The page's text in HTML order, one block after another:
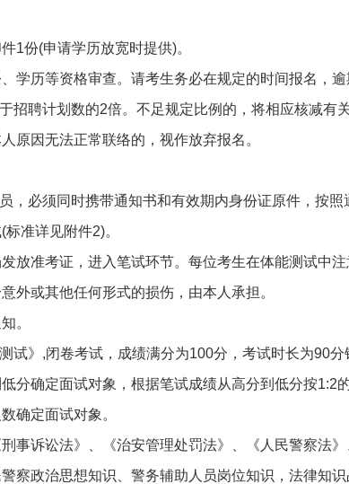
1份(申请学历放宽时提供)。
学历等资格审查。请考生务必在规定的时间报名，逾
招聘计划数的2倍。不足规定比例的，将相应核减有
原因无法正常联络的，视作放弃报名。
，必须同时携带通知书和有效期内身份证原件，按照
准详见附件2)。
放准考证，进入笔试环节。每位考生在体能测试中
外或其他任何形式的损伤，由本人承担。
。
试》,闭卷考试，成绩满分为100分，考试时长为90分
分确定面试对象，根据笔试成绩从高分到低分按1:2
确定面试对象。
事诉讼法》、《治安管理处罚法》、《人民警察法
察政治思想知识、警务辅助人员岗位知识，法律知